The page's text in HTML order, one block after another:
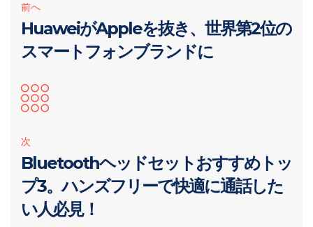
前へ
HuaweiがAppleを抜き、世界第2位の
スマートフォンブランドに
次
Bluetoothヘッドセットおすすめトッ
プ3。ハンズフリーで快適に通話した
い人必見！